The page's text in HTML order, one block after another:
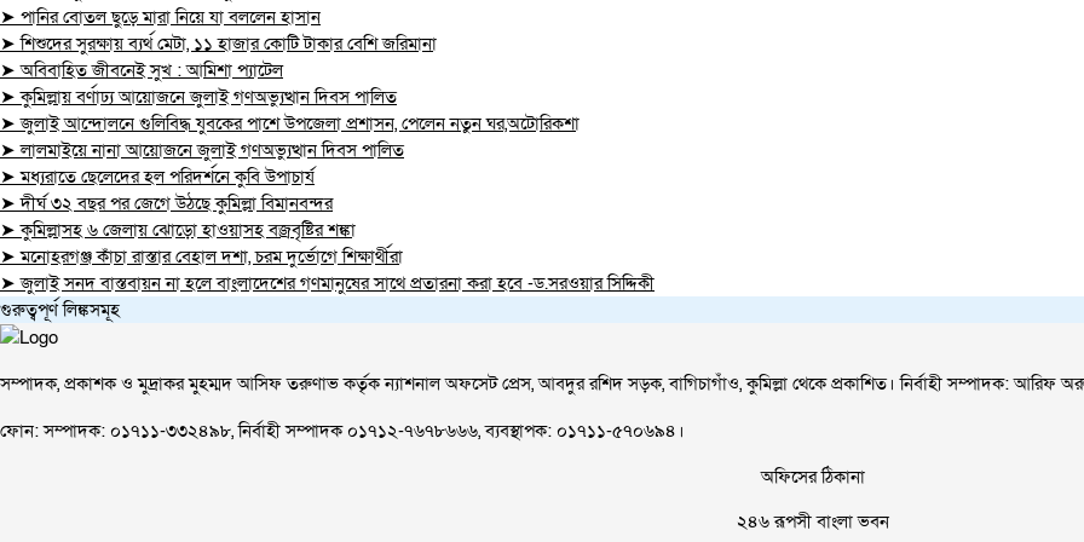
➤ পানির বোতল ছুড়ে মারা নিয়ে যা বললেন হাসান
➤ শিশুদের সুরক্ষায় ব্যর্থ মেটা, ১১ হাজার কোটি টাকার বেশি জরিমানা
➤ অবিবাহিত জীবনেই সুখ : আমিশা প্যাটেল
➤ কুমিল্লায় বর্ণাঢ্য আয়োজনে জুলাই গণঅভ্যুত্থান দিবস পালিত
➤ জুলাই আন্দোলনে গুলিবিদ্ধ যুবকের পাশে উপজেলা প্রশাসন, পেলেন নতুন ঘর,অটোরিকশা
➤ লালমাইয়ে নানা আয়োজনে জুলাই গণঅভ্যুত্থান দিবস পালিত
➤ মধ্যরাতে ছেলেদের হল পরিদর্শনে কুবি উপাচার্য
➤ দীর্ঘ ৩২ বছর পর জেগে উঠছে কুমিল্লা বিমানবন্দর
➤ কুমিল্লাসহ ৬ জেলায় ঝোড়ো হাওয়াসহ বজ্রবৃষ্টির শঙ্কা
➤ মনোহরগঞ্জ কাঁচা রাস্তার বেহাল দশা, চরম দুর্ভোগে শিক্ষার্থীরা
➤ জুলাই সনদ বাস্তবায়ন না হলে বাংলাদেশের গণমানুষের সাথে প্রতারনা করা হবে -ড.সরওয়ার সিদ্দিকী
গুরুত্বপূর্ণ লিঙ্কসমূহ
সম্পাদক, প্রকাশক ও মুদ্রাকর মুহম্মদ আসিফ তরুণাভ কর্তৃক ন্যাশনাল অফসেট প্রেস, আবদুর রশিদ সড়ক, বাগিচাগাঁও, কুমিল্লা থেকে প্রকাশিত। নির্বাহী সম্পাদক: আরিফ
ফোন: সম্পাদক: ০১৭১১-৩৩২৪৯৮, নির্বাহী সম্পাদক ০১৭১২-৭৬৭৮৬৬৬, ব্যবস্থাপক: ০১৭১১-৫৭০৬৯৪।
অফিসের ঠিকানা
২৪৬ রূপসী বাংলা ভবন